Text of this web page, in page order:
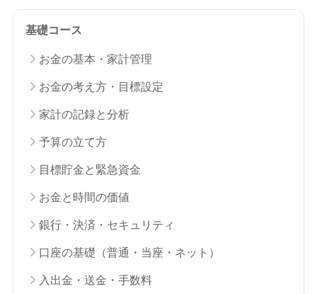
基礎コース
お金の基本・家計管理
お金の考え方・目標設定
家計の記録と分析
予算の立て方
目標貯金と緊急資金
お金と時間の価値
銀行・決済・セキュリティ
口座の基礎（普通・当座・ネット）
入出金・送金・手数料